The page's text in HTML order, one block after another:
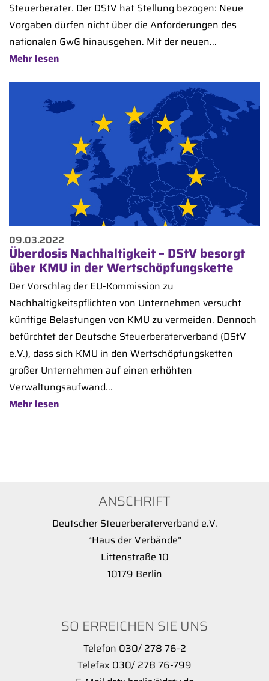
Steuerberater. Der DStV hat Stellung bezogen: Neue
Vorgaben dürfen nicht über die Anforderungen des
nationalen GwG hinausgehen. Mit der neuen...
Mehr lesen
09.03.2022
Überdosis Nachhaltigkeit – DStV besorgt
über KMU in der Wertschöpfungskette
Der Vorschlag der EU-Kommission zu
Nachhaltigkeitspflichten von Unternehmen versucht
künftige Belastungen von KMU zu vermeiden. Dennoch
befürchtet der Deutsche Steuerberaterverband (DStV
e.V.), dass sich KMU in den Wertschöpfungsketten
großer Unternehmen auf einen erhöhten
Verwaltungsaufwand...
Mehr lesen
ANSCHRIFT
Deutscher Steuerberaterverband e.V.
“Haus der Verbände”
Littenstraße 10
10179 Berlin
SO ERREICHEN SIE UNS
Telefon 030/ 278 76-2
Telefax 030/ 278 76-799